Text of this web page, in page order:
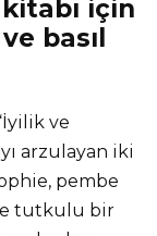
için
basıl
ve
arzulayan iki
pembe
tutkulu bir